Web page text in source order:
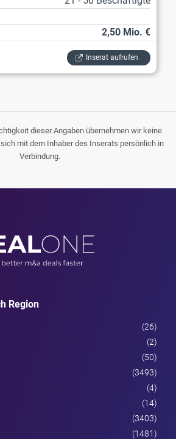
2,50 Mio. €
Inserat aufrufen
dieser Angaben übernehmen wir keine
mit dem Inhaber des Inserats persönlich in
Verbindung.
Region
(26)
(2)
(50)
(3493)
(4)
(14)
(3403)
(1481)